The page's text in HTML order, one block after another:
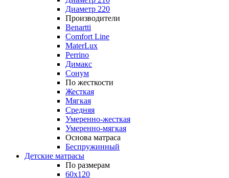
Диаметр 220
Производители
Benartti
Comfort Line
MaterLux
Perrino
Димакс
Сонум
По жесткости
Жесткая
Мягкая
Средняя
Умеренно-жесткая
Умеренно-мягкая
Основа матраса
Беспружинный
Детские матрасы
По размерам
60x120